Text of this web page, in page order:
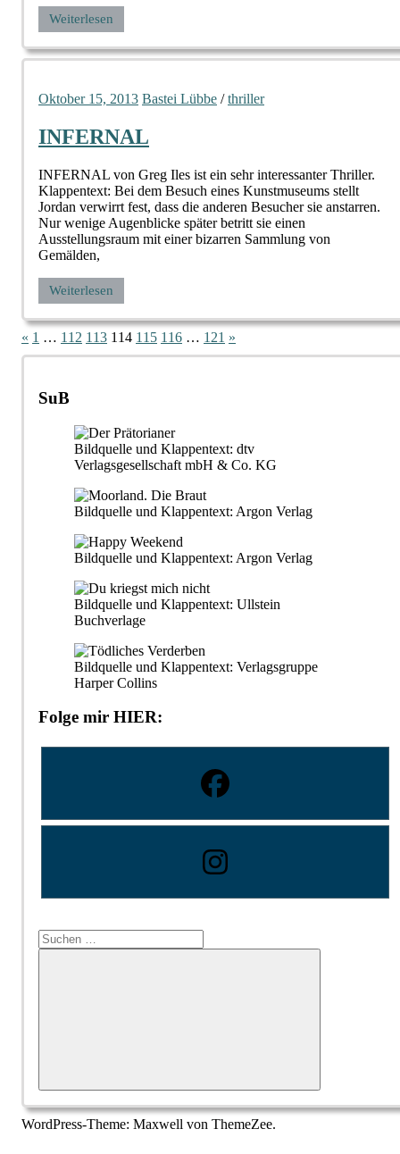
Weiterlesen
Oktober 15, 2013 Bastei Lübbe /thriller
INFERNAL
INFERNAL von Greg Iles ist ein sehr interessanter Thriller.
Klappentext: Bei dem Besuch eines Kunstmuseums stellt
Jordan verwirrt fest, dass die anderen Besucher sie anstarren.
Nur wenige Augenblicke später betritt sie einen
Ausstellungsraum mit einer bizarren Sammlung von
Gemälden,
Weiterlesen
Seitennummerierung
der
Beiträge
« Vorherige
Beiträge
1 … 112 113 114 115 116 … 121 Nächste
Beiträge
»
SuB
Bildquelle und Klappentext: dtv
Verlagsgesellschaft mbH & Co. KG
Bildquelle und Klappentext: Argon Verlag
Bildquelle und Klappentext: Argon Verlag
Bildquelle und Klappentext: Ullstein
Buchverlage
Bildquelle und Klappentext: Verlagsgruppe
Harper Collins
Folge mir HIER:
Suchen
nach:
Suchen
WordPress-Theme: Maxwell von ThemeZee.